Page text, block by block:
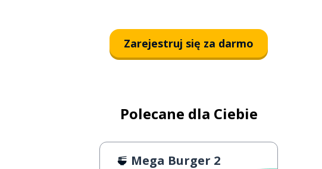
Zarejestruj się za darmo
Polecane dla Ciebie
Mega Burger 2